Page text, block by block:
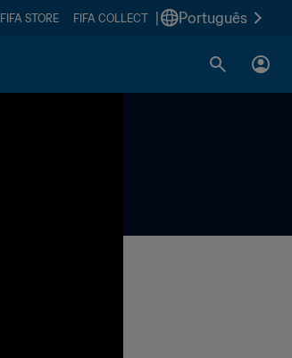
FIFA STORE FIFA COLLECT Português